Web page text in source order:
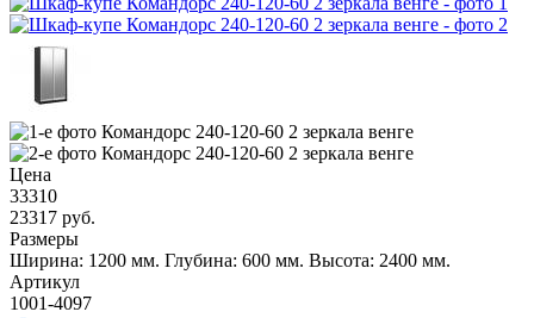
Цена
33310
23317 руб.
Размеры
Ширина: 1200 мм. Глубина: 600 мм. Высота: 2400 мм.
Артикул
1001-4097